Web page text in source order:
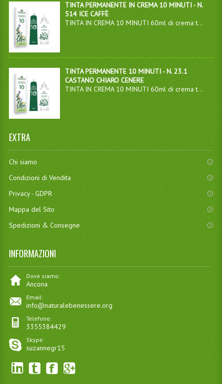
TINTA PERMANENTE IN CREMA 10 MINUTI - N.
514 ICE CAFFÈ
TINTA IN CREMA 10 MINUTI 60ml di crema t...
TINTA PERMANENTE 10 MINUTI - N. 23.1
CASTANO CHIARO CENERE
TINTA IN CREMA 10 MINUTI 60ml di crema t...
EXTRA
Chi siamo
Condizioni di Vendita
Privacy - GDPR
Mappa del Sito
Spedizioni & Consegne
INFORMAZIONI
Dove siamo:
Ancona
Email:
info@naturalebenessere.org
Telefono:
3355384429
Skype:
suzannegr15